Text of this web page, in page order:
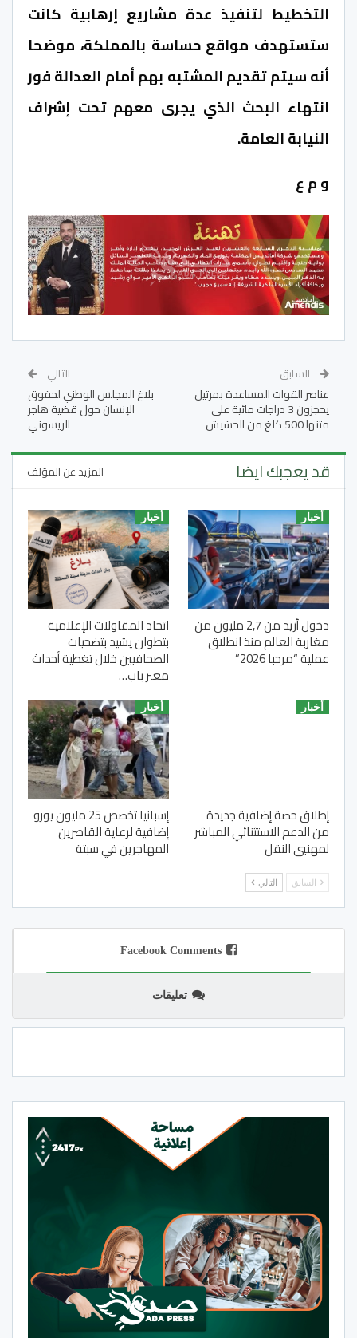
التخطيط لتنفيذ عدة مشاريع إرهابية كانت
ستستهدف مواقع حساسة بالمملكة، موضحا
أنه سيتم تقديم المشتبه بهم أمام العدالة فور
انتهاء البحث الذي يجرى معهم تحت إشراف
النيابة العامة.
و م ع
السابق
عناصر القوات المساعدة بمرتيل
يحجزون 3 دراجات مائية على
متنها 500 كلغ من الحشيش
التالي
بلاغ المجلس الوطني لحقوق
الإنسان حول قضية هاجر
الريسوني
قد يعجبك ايضا المزيد عن المؤلف
أخبار
دخول أزيد من 2,7 مليون من
مغاربة العالم منذ انطلاق
عملية “مرحبا 2026”
أخبار
اتحاد المقاولات الإعلامية
بتطوان يشيد بتضحيات
الصحافيين خلال تغطية أحداث
معبر باب…
أخبار
إطلاق حصة إضافية جديدة
من الدعم الاستثنائي المباشر
لمهنيي النقل
أخبار
إسبانيا تخصص 25 مليون يورو
إضافية لرعاية القاصرين
المهاجرين في سبتة
السابق التالي
Facebook Comments
تعليقات